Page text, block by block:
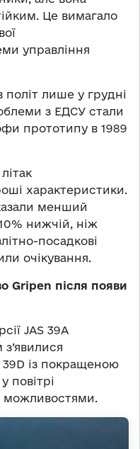
Це вимагало
управління
лише у грудні
з ЕДСУ стали
прототипу в 1989
характеристики.
менший
нижчій, ніж
посадкові
очікування.
Gripen після появи
JAS 39A
39D із покращеною
повітрі